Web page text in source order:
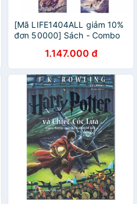
[Mã LIFE1404ALL giảm 10%
đơn 50000] Sách - Combo
1.147.000 đ